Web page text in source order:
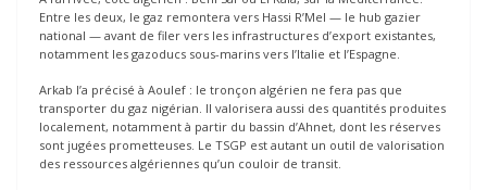
Entre les deux, le gaz remontera vers Hassi R’Mel — le hub gazier
national — avant de filer vers les infrastructures d’export existantes,
notamment les gazoducs sous-marins vers l’Italie et l’Espagne.
Arkab l’a précisé à Aoulef : le tronçon algérien ne fera pas que
transporter du gaz nigérian. Il valorisera aussi des quantités produites
localement, notamment à partir du bassin d’Ahnet, dont les réserves
sont jugées prometteuses. Le TSGP est autant un outil de valorisation
des ressources algériennes qu’un couloir de transit.